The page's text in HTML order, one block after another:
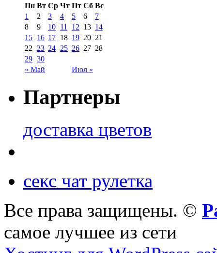
Пн Вт Ср Чт Пт Сб Вс
« Май Июл »
1 2 3 4 5 6
7
8
9 10 11 12 13 14
15 16 17 18 19 20 21
22
23 24 25 26 27 28
29 30
Партнеры
доставка цветов
секс чат рулетка
Все права защищены. ©
самое лучшее из сети